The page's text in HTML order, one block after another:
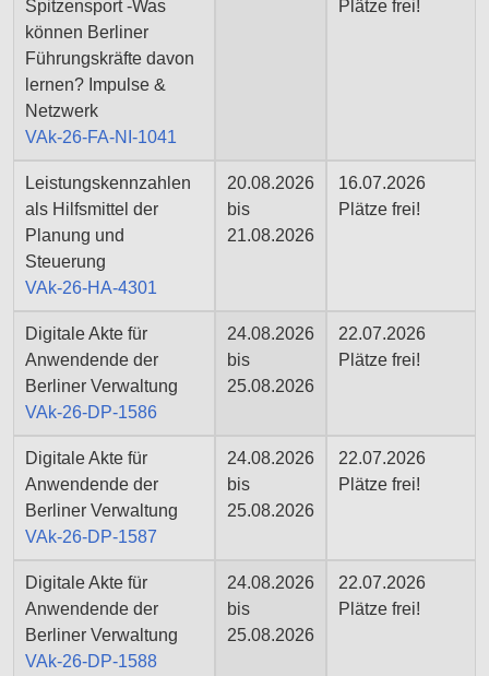
Spitzensport -Was
können Berliner
Führungskräfte davon
lernen? Impulse &
Netzwerk
VAk-26-FA-NI-1041
Plätze frei!
Leistungskennzahlen
als Hilfsmittel der
Planung und
Steuerung
VAk-26-HA-4301
20.08.2026
bis
21.08.2026
16.07.2026
Plätze frei!
Digitale Akte für
Anwendende der
Berliner Verwaltung
VAk-26-DP-1586
24.08.2026
bis
25.08.2026
22.07.2026
Plätze frei!
Digitale Akte für
Anwendende der
Berliner Verwaltung
VAk-26-DP-1587
24.08.2026
bis
25.08.2026
22.07.2026
Plätze frei!
Digitale Akte für
Anwendende der
Berliner Verwaltung
VAk-26-DP-1588
24.08.2026
bis
25.08.2026
22.07.2026
Plätze frei!